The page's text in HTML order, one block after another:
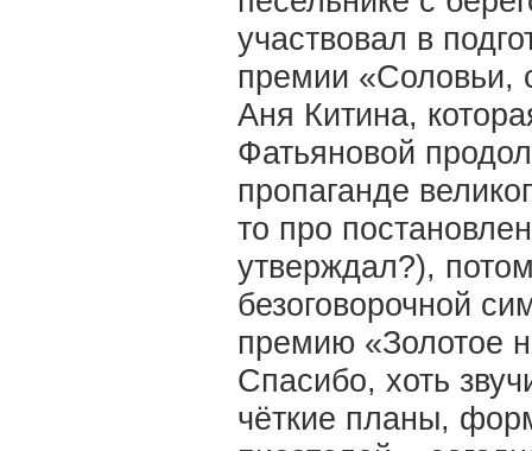
участвовал в
премии «Соловьи,
Аня Китина,
Фатьяновой
пропаганде
то про
утверждал?),
безоговорочной
премию «Золотое
Спасибо, хоть
чёткие планы,